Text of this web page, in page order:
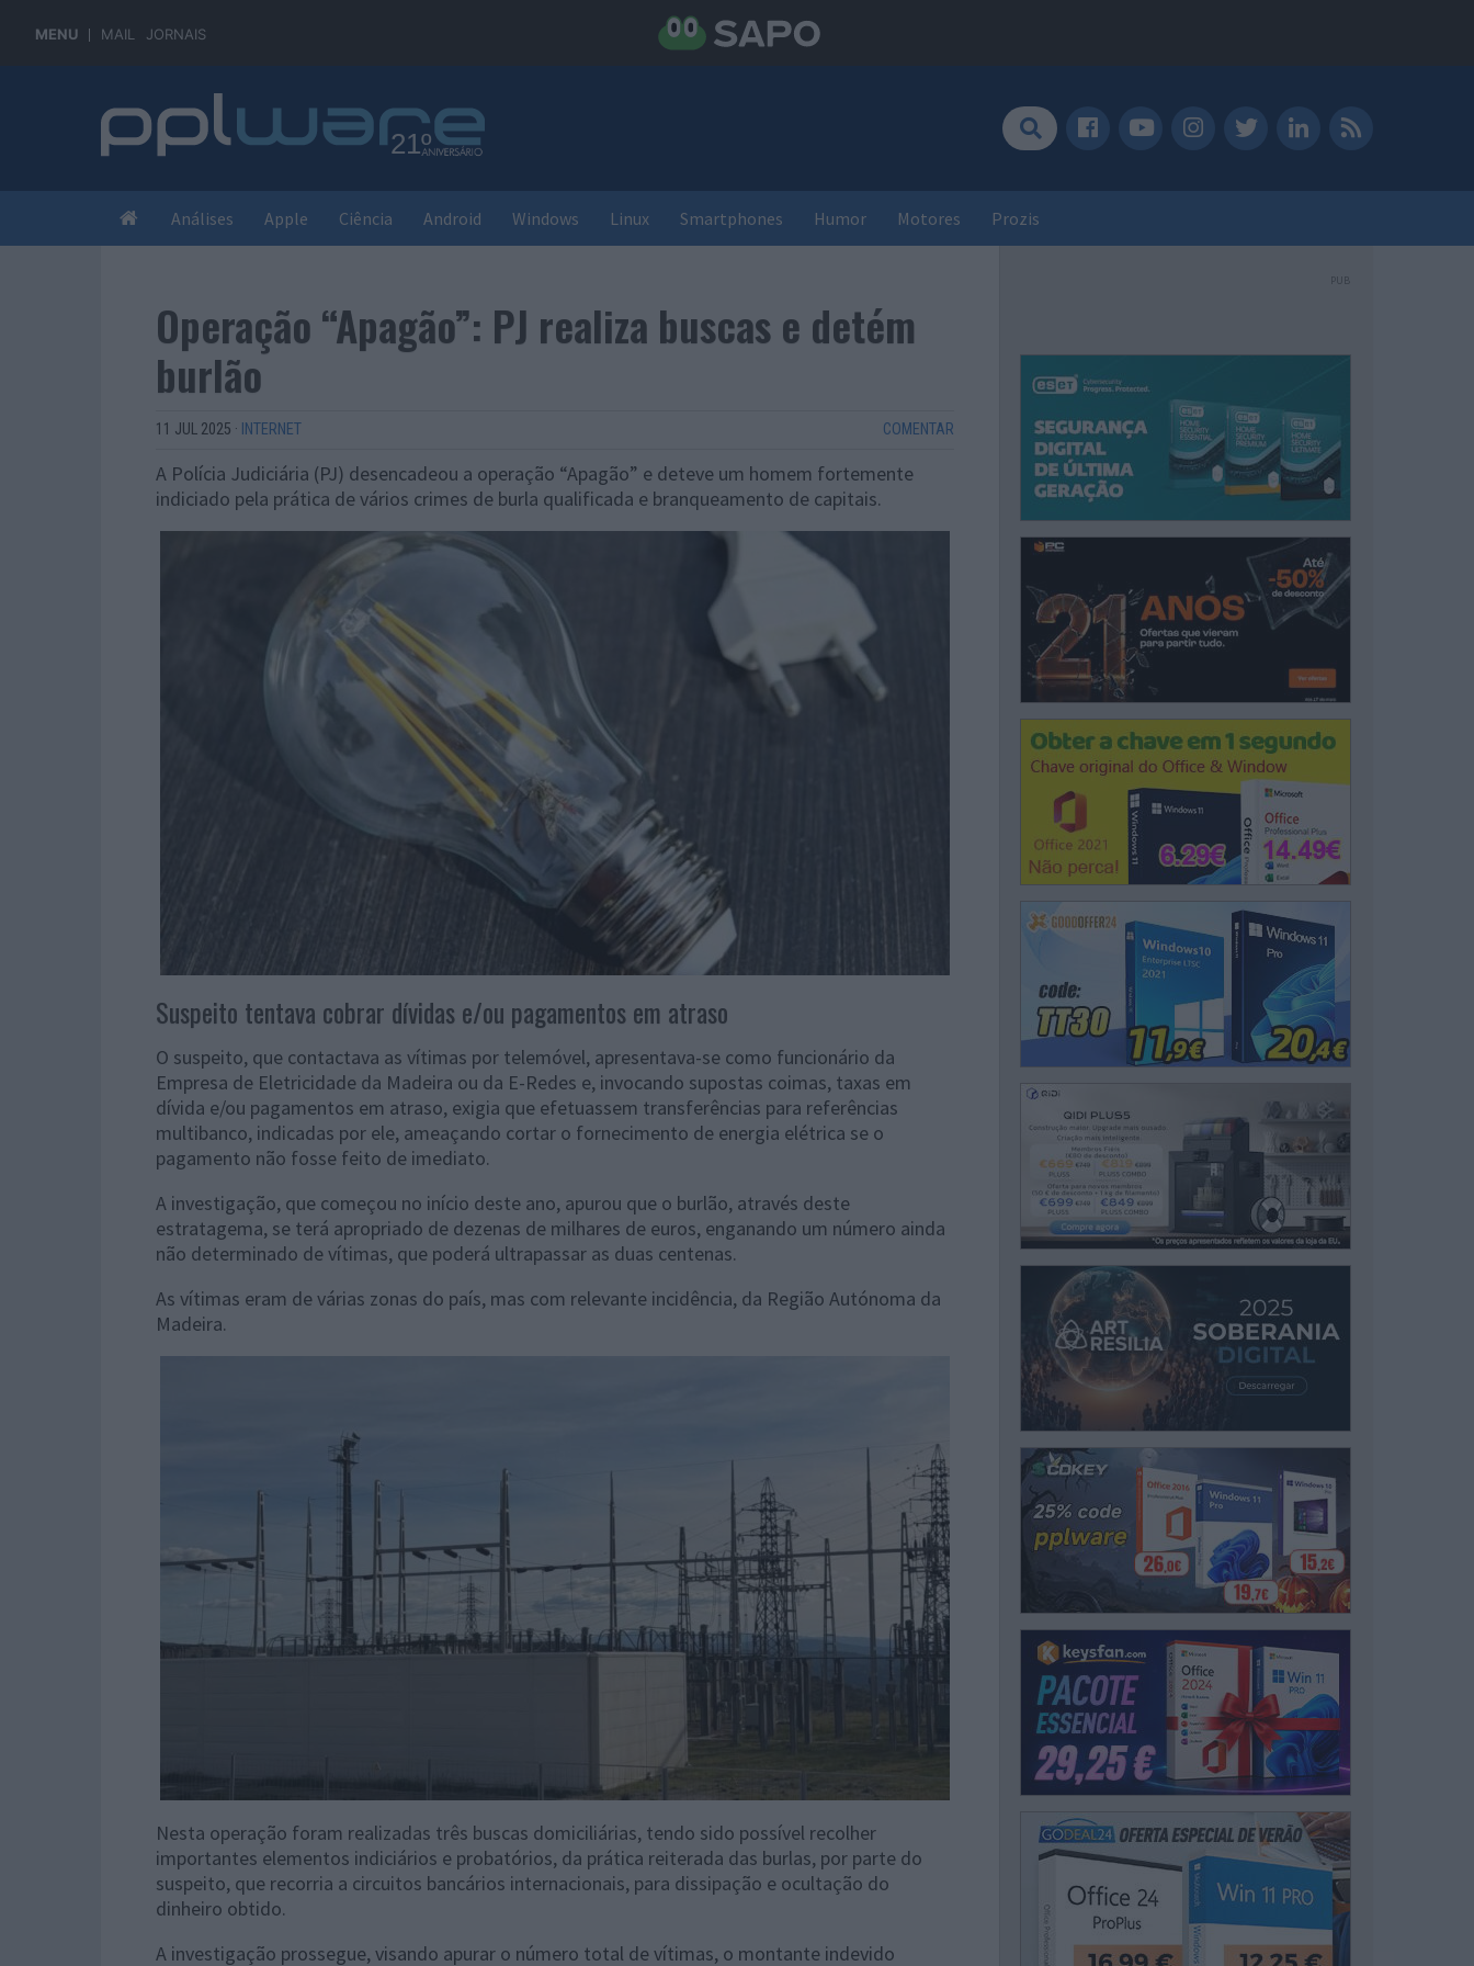
MENU MAIL JORNAIS
Análises Apple Ciência Android Windows Linux Smartphones Humor Motores Prozis
Operação “Apagão”: PJ realiza buscas e detém
burlão
11 JUL 2025 · INTERNET COMENTAR
A Polícia Judiciária (PJ) desencadeou a operação “Apagão” e deteve um homem fortemente
indiciado pela prática de vários crimes de burla qualificada e branqueamento de capitais.
Suspeito tentava cobrar dívidas e/ou pagamentos em atraso
O suspeito, que contactava as vítimas por telemóvel, apresentava-se como funcionário da
Empresa de Eletricidade da Madeira ou da E-Redes e, invocando supostas coimas, taxas em
dívida e/ou pagamentos em atraso, exigia que efetuassem transferências para referências
multibanco, indicadas por ele, ameaçando cortar o fornecimento de energia elétrica se o
pagamento não fosse feito de imediato.
A investigação, que começou no início deste ano, apurou que o burlão, através deste
estratagema, se terá apropriado de dezenas de milhares de euros, enganando um número ainda
não determinado de vítimas, que poderá ultrapassar as duas centenas.
As vítimas eram de várias zonas do país, mas com relevante incidência, da Região Autónoma da
Madeira.
Nesta operação foram realizadas três buscas domiciliárias, tendo sido possível recolher
importantes elementos indiciários e probatórios, da prática reiterada das burlas, por parte do
suspeito, que recorria a circuitos bancários internacionais, para dissipação e ocultação do
dinheiro obtido.
A investigação prossegue, visando apurar o número total de vítimas, o montante indevido
PUB